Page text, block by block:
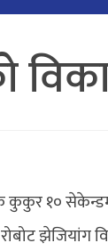
१०
झेजियांग